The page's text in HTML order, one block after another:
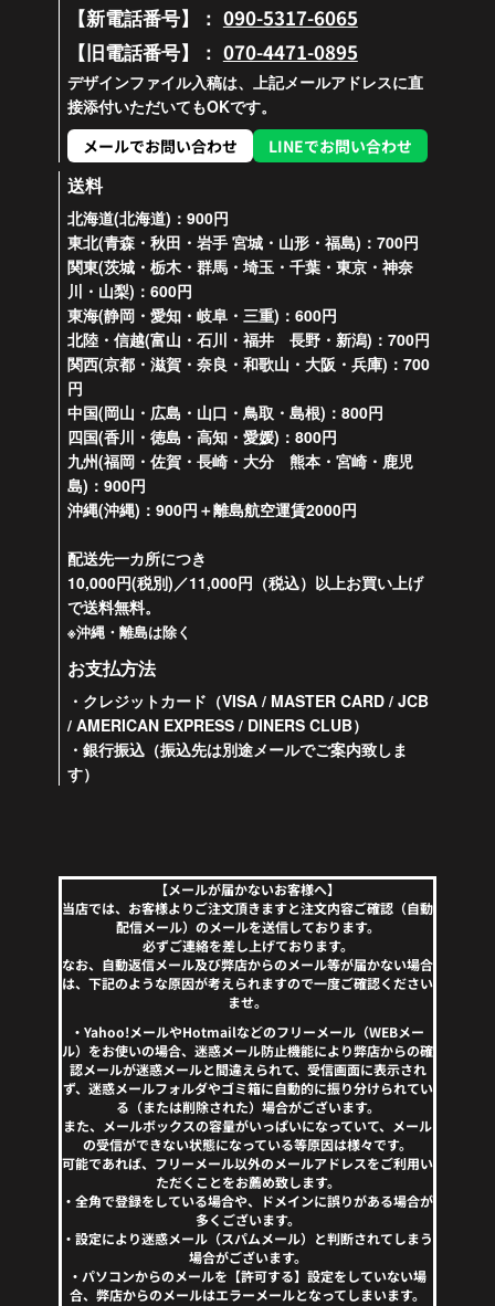
【新電話番号】： 090-5317-6065
【旧電話番号】： 070-4471-0895
デザインファイル入稿は、上記メールアドレスに直
接添付いただいてもOKです。
メールでお問い合わせ
LINEでお問い合わせ
送料
北海道(北海道)：900円
東北(青森・秋田・岩手 宮城・山形・福島)：700円
関東(茨城・栃木・群馬・埼玉・千葉・東京・神奈
川・山梨)：600円
東海(静岡・愛知・岐阜・三重)：600円
北陸・信越(富山・石川・福井 長野・新潟)：700円
関西(京都・滋賀・奈良・和歌山・大阪・兵庫)：700
円
中国(岡山・広島・山口・鳥取・島根)：800円
四国(香川・徳島・高知・愛媛)：800円
九州(福岡・佐賀・長崎・大分 熊本・宮崎・鹿児
島)：900円
沖縄(沖縄)：900円＋離島航空運賃2000円
配送先一カ所につき
10,000円(税別)／11,000円（税込）以上お買い上げ
で送料無料。
※沖縄・離島は除く
お支払方法
・クレジットカード（VISA / MASTER CARD / JCB
/ AMERICAN EXPRESS / DINERS CLUB）
・銀行振込（振込先は別途メールでご案内致しま
す）
【メールが届かないお客様へ】
当店では、お客様よりご注文頂きますと注文内容ご確認（自動
配信メール）のメールを送信しております。
必ずご連絡を差し上げております。
なお、自動返信メール及び弊店からのメール等が届かない場合
は、下記のような原因が考えられますので一度ご確認ください
ませ。
・Yahoo!メールやHotmailなどのフリーメール（WEBメー
ル）をお使いの場合、迷惑メール防止機能により弊店からの確
認メールが迷惑メールと間違えられて、受信画面に表示され
ず、迷惑メールフォルダやゴミ箱に自動的に振り分けられてい
る（または削除された）場合がございます。
また、メールボックスの容量がいっぱいになっていて、メール
の受信ができない状態になっている等原因は様々です。
可能であれば、フリーメール以外のメールアドレスをご利用い
ただくことをお薦め致します。
・全角で登録をしている場合や、ドメインに誤りがある場合が
多くございます。
・設定により迷惑メール（スパムメール）と判断されてしまう
場合がございます。
・パソコンからのメールを【許可する】設定をしていない場
合、弊店からのメールはエラーメールとなってしまいます。